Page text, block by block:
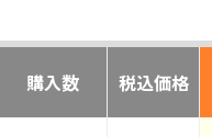
購入数 税込価格